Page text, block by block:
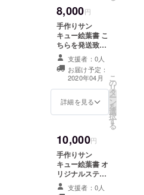
インは今のとこ
ろ1種類の予定で
すが変更になる
可能性がありま
す。 ●手作りサ
ンキュー絵葉書
について 手描き
の絵を描くのが
大好きな私が支
援者様へありが
とうの気持ちを
込めて１つ１つ
8,000円
手作りサン
キュー絵葉書 こ
ちらを発送致し
ます。 ●手作り
サンキュー絵葉
書・絵手紙につ
いて 手描きの絵
を描くのが大好
きな私が支援者
します。
支援者：0人
お届け予定：
2020年04月
詳細を見る
こ
の
リ
タ
ー
ン
を
選
択
す
る
10,000円
手作りサン
キュー絵葉書 オ
リジナルステッ
カー2枚 この2つ
を発送致しま
支援者：0人